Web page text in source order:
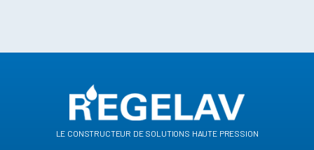
le constructeur de solutions haute pression